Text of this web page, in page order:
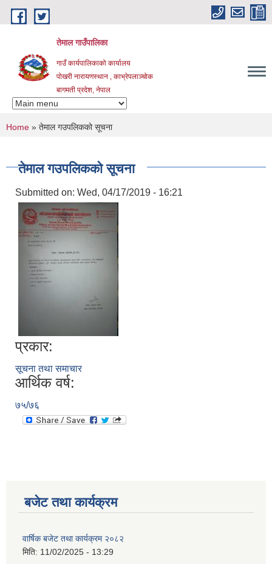
Skip to main content
तेमाल गाउँपालिका
गाउँ कार्यपालिकाको कार्यालय
पोखरी नारायणस्थान , काभ्रेपलाञ्चोक ‌‌‍‍‍‍‍‍
बागमती प्रदेश, नेपाल
You are here
Home » तेमाल गउपलिकको सूचना
तेमाल गउपलिकको सूचना
Submitted on: Wed, 04/17/2019 - 16:21
प्रकार:
सूचना तथा समाचार
आर्थिक वर्ष:
७५/७६
बजेट तथा कार्यक्रम
वार्षिक बजेट तथा कार्यक्रम २०८२
मिति: 11/02/2025 - 13:29